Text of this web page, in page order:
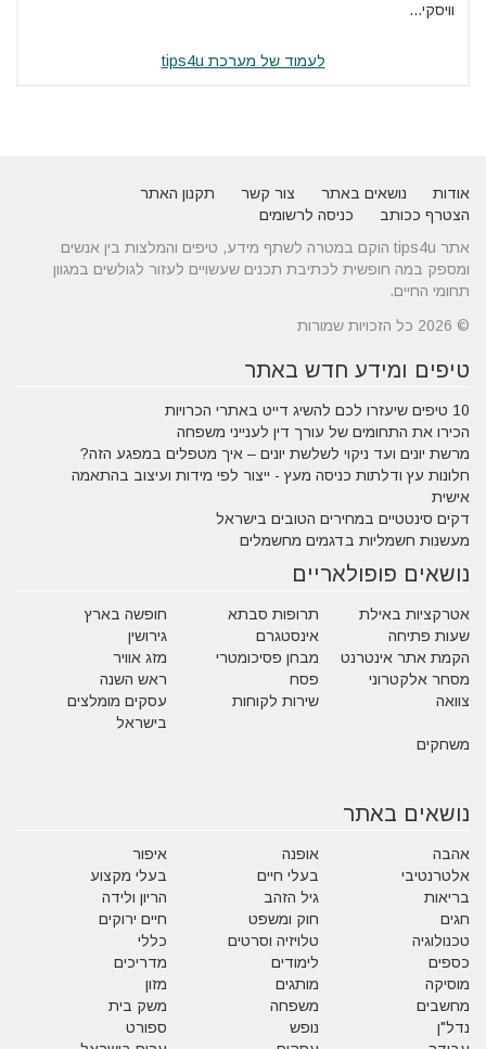
וויסקי...
לעמוד של מערכת tips4u
אודות נושאים באתר צור קשר
תקנון האתר
הצטרף ככותב
כניסה לרשומים
אתר tips4u הוקם במטרה לשתף מידע, טיפים והמלצות בין אנשים
ומספק במה חופשית לכתיבת תכנים שעשויים לעזור לגולשים במגוון
תחומי החיים.
© 2026 כל הזכויות שמורות
טיפים ומידע חדש באתר
10 טיפים שיעזרו לכם להשיג דייט באתרי הכרויות
הכירו את התחומים של עורך דין לענייני משפחה
מרשת יונים ועד ניקוי לשלשת יונים – איך מטפלים במפגע הזה?
חלונות עץ ודלתות כניסה מעץ - ייצור לפי מידות ועיצוב בהתאמה
אישית
דקים סינטטיים במחירים הטובים בישראל
מעשנות חשמליות בדגמים מחשמלים
נושאים פופולאריים
אטרקציות באילת תרופות סבתא
חופשה בארץ
שעות פתיחה
אינסטגרם
גירושין
הקמת אתר אינטרנט
מבחן פסיכומטרי
מזג אוויר
מסחר אלקטרוני
פסח
ראש השנה
צוואה
שירות לקוחות
עסקים מומלצים
בישראל
משחקים
נושאים באתר
אהבה אופנה
איפור
אלטרנטיבי
בעלי חיים
בעלי מקצוע
בריאות
גיל הזהב
הריון ולידה
חגים
חוק ומשפט
חיים ירוקים
טכנולוגיה
טלויזיה וסרטים
כללי
כספים
לימודים
מדריכים
מוסיקה
מותגים
מזון
מחשבים
משפחה
משק בית
נדל"ן
נופש
ספורט